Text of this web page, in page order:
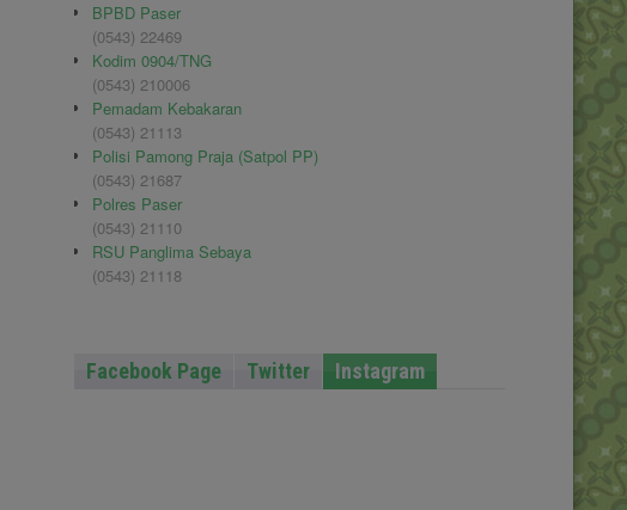
BPBD Paser
(0543) 22469
Kodim 0904/TNG
(0543) 210006
Pemadam Kebakaran
(0543) 21113
Polisi Pamong Praja (Satpol PP)
(0543) 21687
Polres Paser
(0543) 21110
RSU Panglima Sebaya
(0543) 21118
Facebook Page Twitter Instagram